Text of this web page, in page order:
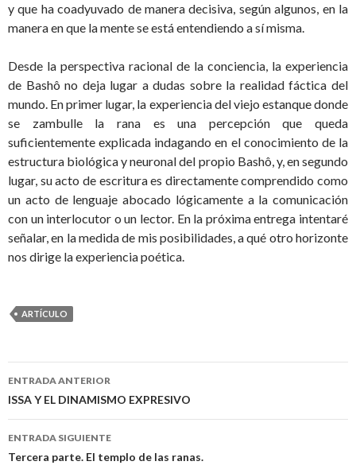
y que ha coadyuvado de manera decisiva, según algunos, en la
manera en que la mente se está entendiendo a sí misma.
Desde la perspectiva racional de la conciencia, la experiencia
de Bashô no deja lugar a dudas sobre la realidad fáctica del
mundo. En primer lugar, la experiencia del viejo estanque donde
se zambulle la rana es una percepción que queda
suficientemente explicada indagando en el conocimiento de la
estructura biológica y neuronal del propio Bashô, y, en segundo
lugar, su acto de escritura es directamente comprendido como
un acto de lenguaje abocado lógicamente a la comunicación
con un interlocutor o un lector. En la próxima entrega intentaré
señalar, en la medida de mis posibilidades, a qué otro horizonte
nos dirige la experiencia poética.
ARTÍCULO
Navegación
de
entradas
ENTRADA ANTERIOR
ISSA Y EL DINAMISMO EXPRESIVO
ENTRADA SIGUIENTE
Tercera parte. El templo de las ranas.